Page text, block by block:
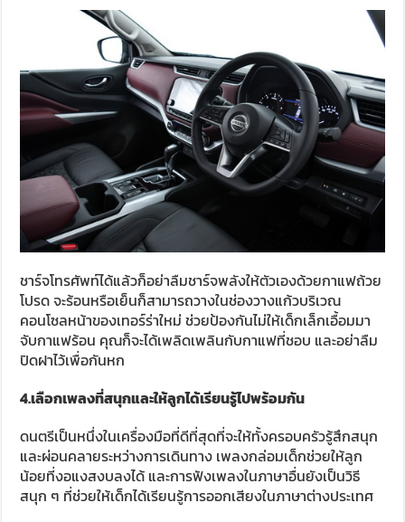
ชาร์จโทรศัพท์ได้แล้วก็อย่าลืมชาร์จพลังให้ตัวเองด้วยกาแฟถ้วย
โปรด จะร้อนหรือเย็นก็สามารถวางในช่องวางแก้วบริเวณ
คอนโซลหน้าของเทอร์ร่าใหม่ ช่วยป้องกันไม่ให้เด็กเล็กเอื้อมมา
จับกาแฟร้อน คุณก็จะได้เพลิดเพลินกับกาแฟที่ชอบ และอย่าลืม
ปิดฝาไว้เพื่อกันหก
4.เลือกเพลงที่สนุกและให้ลูกได้เรียนรู้ไปพร้อมกัน
ดนตรีเป็นหนึ่งในเครื่องมือที่ดีที่สุดที่จะให้ทั้งครอบครัวรู้สึกสนุก
และผ่อนคลายระหว่างการเดินทาง เพลงกล่อมเด็กช่วยให้ลูก
น้อยที่งอแงสงบลงได้ และการฟังเพลงในภาษาอื่นยังเป็นวิธี
สนุก ๆ ที่ช่วยให้เด็กได้เรียนรู้การออกเสียงในภาษาต่างประเทศ